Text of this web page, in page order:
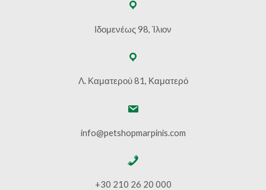
Ιδομενέως 98, Ίλιον
Λ. Καματερού 81, Καματερό
info@petshopmarpinis.com
+30 210 26 20 000